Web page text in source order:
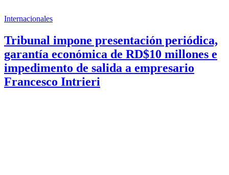
Internacionales
Tribunal impone presentación periódica,
garantía económica de RD$10 millones e
impedimento de salida a empresario
Francesco Intrieri